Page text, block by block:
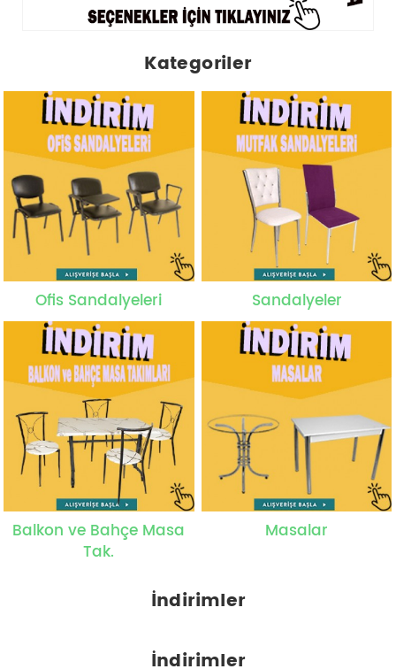
Kategoriler
Ofis Sandalyeleri Sandalyeler
Balkon ve Bahçe Masa
Tak.
Masalar
İndirimler
İndirimler